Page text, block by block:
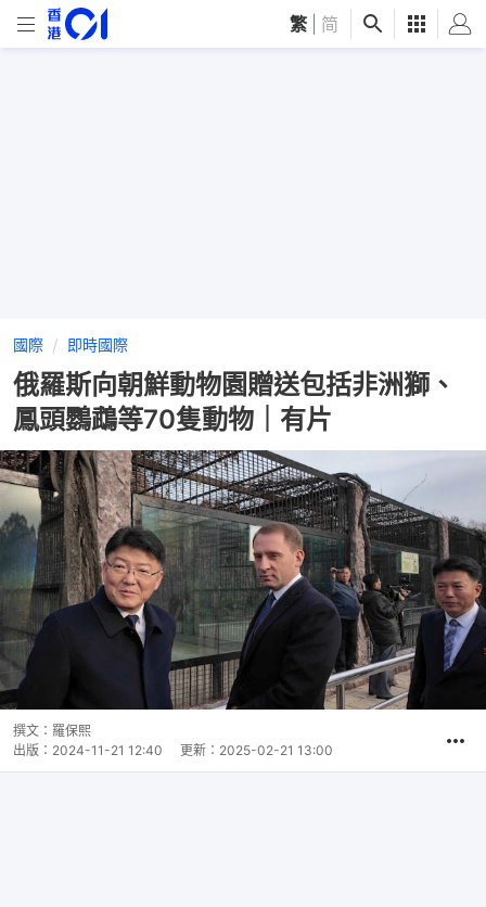
繁 简
國際 即時國際
俄羅斯向朝鮮動物園贈送包括非洲獅、
鳳頭鸚鵡等70隻動物｜有片
撰文： 羅保熙
出版： 2024-11-21 12:40 更新： 2025-02-21 13:00